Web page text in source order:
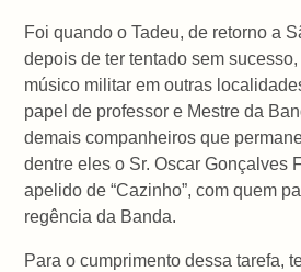
Foi quando o Tadeu, de retorno a
depois de ter tentado sem
músico militar em outras
papel de professor e Mestre da
demais companheiros que
dentre eles o Sr. Oscar Gonçalves
apelido de “Cazinho”, com quem
regência da Banda.
Para o cumprimento dessa tarefa,